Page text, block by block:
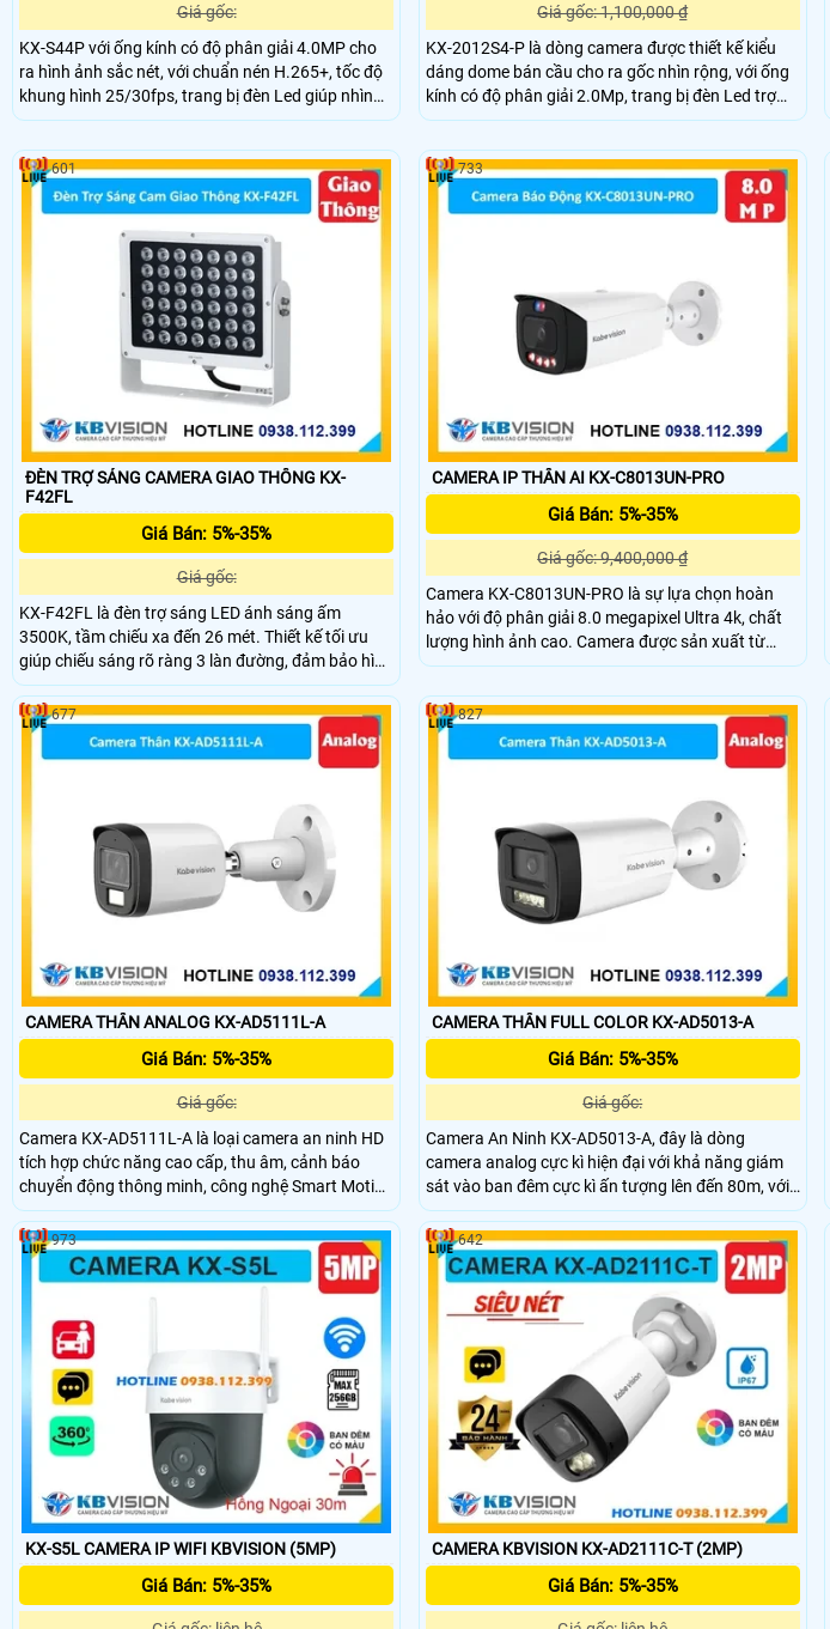
Giá gốc:
KX-S44P với ống kính có độ phân giải 4.0MP cho
ra hình ảnh sắc nét, với chuẩn nén H.265+, tốc độ
khung hình 25/30fps, trang bị đèn Led giúp nhìn
hình ảnh có màu vào ban đêm với khoảng cách
đai, phát hiện con người và phương tiện
Giá gốc: 1,100,000 ₫
KX-2012S4-P là dòng camera được thiết kế kiểu
dáng dome bán cầu cho ra gốc nhìn rộng, với ống
kính có độ phân giải 2.0Mp, trang bị đèn Led trợ
sáng giúm nhìn có màu vào ban đêm khoảng cách
đầu ghi
ĐÈN TRỢ SÁNG CAMERA GIAO THÔNG KX-
F42FL
Giá Bán: 5%-35%
Giá gốc:
KX-F42FL là đèn trợ sáng LED ánh sáng ấm
3500K, tầm chiếu xa đến 26 mét. Thiết kế tối ưu
giúp chiếu sáng rõ ràng 3 làn đường, đảm bảo hình
ảnh camera luôn rõ nét trong điều kiện ánh sáng
yếu hoặc ban đêm.
601
CAMERA IP THÂN AI KX-C8013UN-PRO
Giá Bán: 5%-35%
Giá gốc: 9,400,000 ₫
Camera KX-C8013UN-PRO là sự lựa chọn hoàn
hảo với độ phân giải 8.0 megapixel Ultra 4k, chất
lượng hình ảnh cao. Camera được sản xuất từ
chất liệu kim loại, hỗ trợ cảnh báo cống trộm chủ
âm và loa trên camera giúp nghe và nói trong
phạm vi 3m.
733
CAMERA THÂN ANALOG KX-AD5111L-A
Giá Bán: 5%-35%
Giá gốc:
Camera KX-AD5111L-A là loại camera an ninh HD
tích hợp chức năng cao cấp, thu âm, cảnh báo
chuyển động thông minh, công nghệ Smart Motion
Detection, DWDR chống ngược sáng, hình ảnh rõ
hơn ở mọi điều kiện ánh sáng. Sử dụng đầu ghi
công nghệ xử lý hình ảnh thiếu sáng có màu ban
đêm tối ưu
677
CAMERA THÂN FULL COLOR KX-AD5013-A
Giá Bán: 5%-35%
Giá gốc:
Camera An Ninh KX-AD5013-A, đây là dòng
camera analog cực kì hiện đại với khả năng giám
sát vào ban đêm cực kì ấn tượng lên đến 80m, với
chất liệu kim loại và nhựa mang lại sự chắc chắn,
tích hợp micro giúp thu ấm cực kì ấn tượng.
827
KX-S5L CAMERA IP WIFI KBVISION (5MP)
Giá Bán: 5%-35%
973
CAMERA KBVISION KX-AD2111C-T (2MP)
Giá Bán: 5%-35%
642